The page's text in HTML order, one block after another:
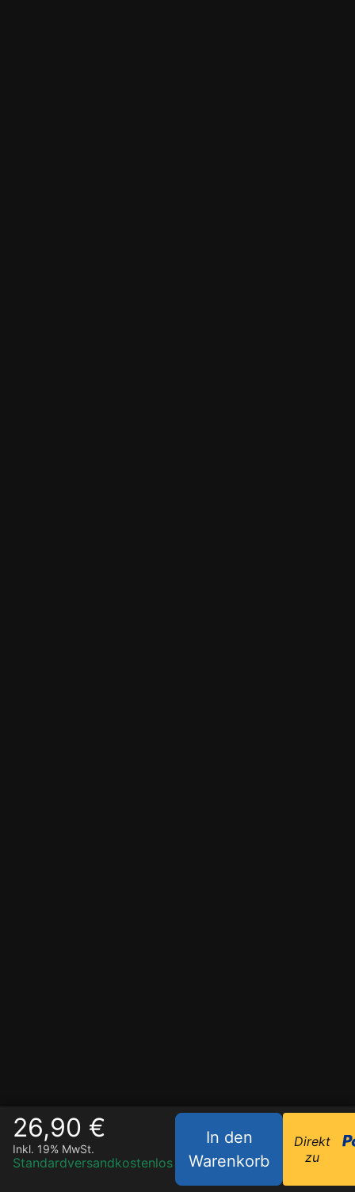
26,90 €
Inkl. 19% MwSt.
Standardversandkostenlos
In den
Warenkorb
Direkt
zu